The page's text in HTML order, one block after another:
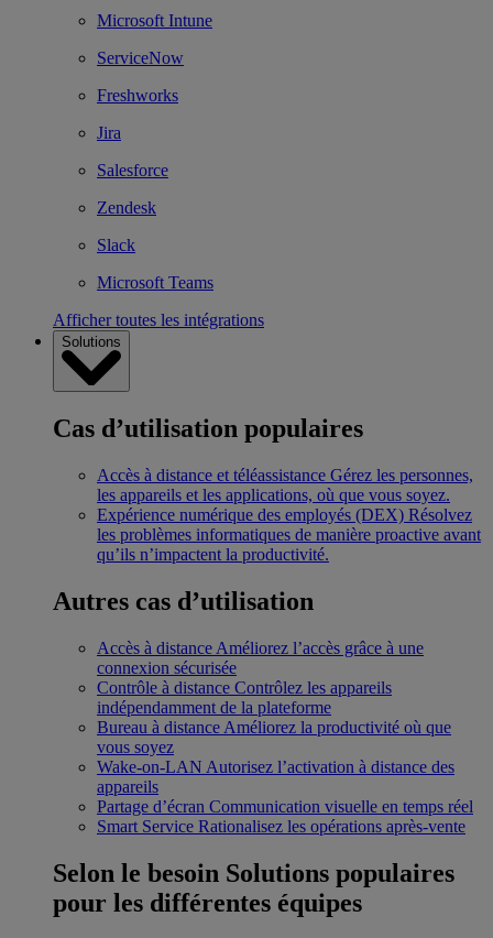
Microsoft Intune
ServiceNow
Freshworks
Jira
Salesforce
Zendesk
Slack
Microsoft Teams
Afficher toutes les intégrations
Solutions
Cas d’utilisation populaires
Accès à distance et téléassistance Gérez les personnes,
les appareils et les applications, où que vous soyez.
Expérience numérique des employés (DEX) Résolvez
les problèmes informatiques de manière proactive avant
qu’ils n’impactent la productivité.
Autres cas d’utilisation
Accès à distance Améliorez l’accès grâce à une
connexion sécurisée
Contrôle à distance Contrôlez les appareils
indépendamment de la plateforme
Bureau à distance Améliorez la productivité où que
vous soyez
Wake-on-LAN Autorisez l’activation à distance des
appareils
Partage d’écran Communication visuelle en temps réel
Smart Service Rationalisez les opérations après-vente
Selon le besoin Solutions populaires
pour les différentes équipes